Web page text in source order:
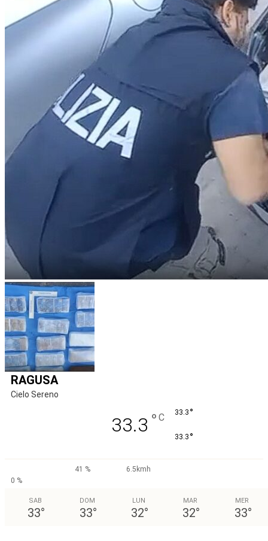
RAGUSA
Cielo Sereno
33.3 ° C 33.3 °
33.3 °
41 %
6.5kmh
0 %
SAB
33°
DOM
33°
LUN
32°
MAR
32°
MER
33°